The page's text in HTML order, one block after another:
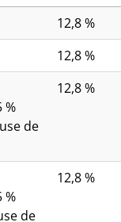
12,8 %
12,8 %
%
de
12,8 %
%
de
12,8 %